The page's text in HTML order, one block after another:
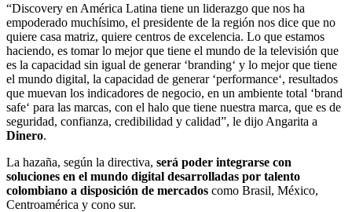
“Discovery en América Latina tiene un liderazgo que nos ha
empoderado muchísimo, el presidente de la región nos dice que no
quiere casa matriz, quiere centros de excelencia. Lo que estamos
haciendo, es tomar lo mejor que tiene el mundo de la televisión que
es la capacidad sin igual de generar ‘branding‘ y lo mejor que tiene
el mundo digital, la capacidad de generar ‘performance‘, resultados
que muevan los indicadores de negocio, en un ambiente total ‘brand
safe‘ para las marcas, con el halo que tiene nuestra marca, que es de
seguridad, confianza, credibilidad y calidad”, le dijo Angarita a
Dinero.
La hazaña, según la directiva, será poder integrarse con
soluciones en el mundo digital desarrolladas por talento
colombiano a disposición de mercados como Brasil, México,
Centroamérica y cono sur.